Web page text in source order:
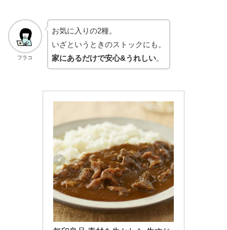
フラコ
お気に入りの2種。
いざというときのストックにも。
家にあるだけで安心&うれしい。